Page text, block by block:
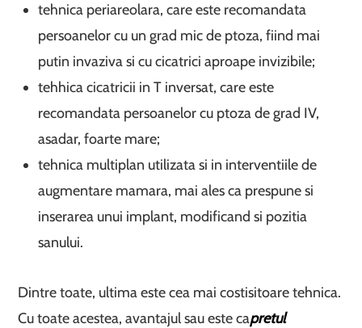
tehnica periareolara, care este recomandata
persoanelor cu un grad mic de ptoza, fiind mai
putin invaziva si cu cicatrici aproape invizibile;
tehhica cicatricii in T inversat, care este
recomandata persoanelor cu ptoza de grad IV,
asadar, foarte mare;
tehnica multiplan utilizata si in interventiile de
augmentare mamara, mai ales ca prespune si
inserarea unui implant, modificand si pozitia
sanului.
Dintre toate, ultima este cea mai costisitoare tehnica.
Cu toate acestea, avantajul sau este capretul